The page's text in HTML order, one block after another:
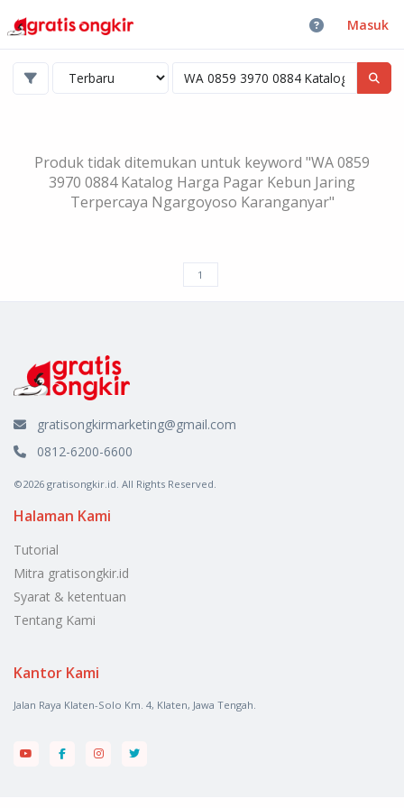
Masuk
Produk tidak ditemukan untuk keyword "WA 0859
3970 0884 Katalog Harga Pagar Kebun Jaring
Terpercaya Ngargoyoso Karanganyar"
gratisongkirmarketing@gmail.com
0812-6200-6600
©2026 gratisongkir.id. All Rights Reserved.
Halaman Kami
Tutorial
Mitra gratisongkir.id
Syarat & ketentuan
Tentang Kami
Kantor Kami
Jalan Raya Klaten-Solo Km. 4, Klaten, Jawa Tengah.